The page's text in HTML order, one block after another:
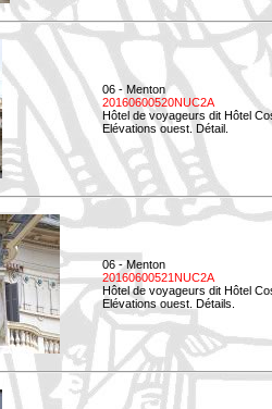
06 - Menton
20160600520NUC2A
Hôtel de voyageurs dit Hôtel
Elévations ouest. Détail.
06 - Menton
20160600521NUC2A
Hôtel de voyageurs dit Hôtel
Elévations ouest. Détails.